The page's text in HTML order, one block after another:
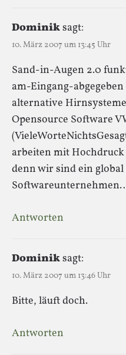
Dominiksagt:
10. März 2007 um 13:45 Uhr
Sand-in-Augen 2.0
am-Eingang-
alternative
Opensource Software
arbeiten mit Hochdruck
denn wir sind ein global
Antworten
Dominiksagt:
10. März 2007 um 13:46 Uhr
Bitte, läuft doch.
Antworten